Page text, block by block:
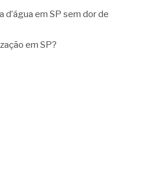
d’água em SP sem dor de
em SP?